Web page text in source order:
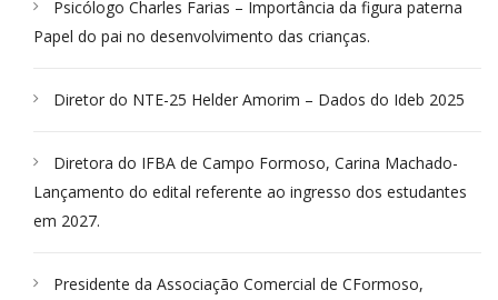
Psicólogo Charles Farias – Importância da figura paterna
Papel do pai no desenvolvimento das crianças.
Diretor do NTE-25 Helder Amorim – Dados do Ideb 2025
Diretora do IFBA de Campo Formoso, Carina Machado-
Lançamento do edital referente ao ingresso dos estudantes
em 2027.
Presidente da Associação Comercial de CFormoso,